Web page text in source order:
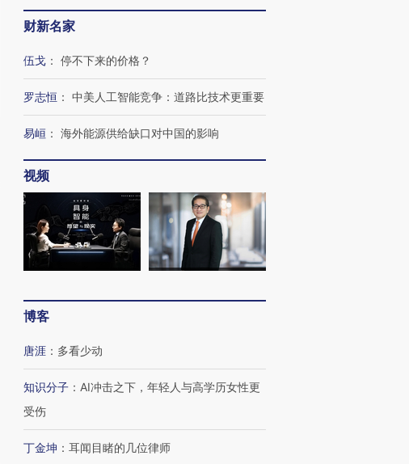
财新名家
伍戈 ： 停不下来的价格？
罗志恒 ： 中美人工智能竞争：道路比技术更重要
易峘 ： 海外能源供给缺口对中国的影响
视频
博客
唐涯 ： 多看少动
知识分子 ： AI冲击之下，年轻人与高学历女性更
受伤
丁金坤 ： 耳闻目睹的几位律师